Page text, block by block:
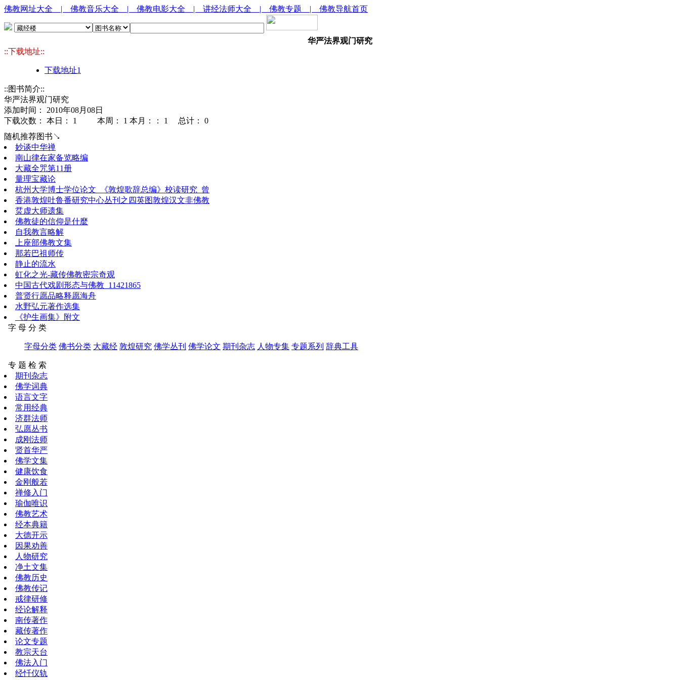
佛教网址大全 | 佛教音乐大全 | 佛教电影大全 | 讲经法师大全 | 佛教专题 | 佛教导航首页
华严法界观门研究
::下载地址::
下载地址1
::图书简介::
华严法界观门研究
添加时间： 2010年08月08日
下载次数： 本日： 1 本周： 1 本月：： 1 总计： 0
随机推荐图书↘
妙谈中华禅
南山律在家备览略编
大藏全咒第11册
量理宝藏论
杭州大学博士学位论文_《敦煌歌辞总编》校读研究_曾
香港敦煌吐鲁番研究中心丛刊之四英图敦煌汉文非佛教
烎虚大师遗集
佛教徒的信仰是什麼
自我教言略解
上座部佛教文集
那若巴祖师传
静止的流水
虹化之光-藏传佛教密宗奇观
中国古代戏剧形态与佛教_11421865
普贤行愿品略释愿海舟
水野弘元著作选集
《护生画集》附文
字 母 分 类
字母分类 佛书分类 大藏经 敦煌研究 佛学丛刊 佛学论文 期刊杂志 人物专集 专题系列 辞典工具
专 题 检 索
期刊杂志
佛学词典
语言文字
常用经典
济群法师
弘愿丛书
成刚法师
贤首华严
佛学文集
健康饮食
金刚般若
禅修入门
瑜伽唯识
佛教艺术
经本典籍
大德开示
因果劝善
人物研究
净土文集
佛教历史
佛教传记
戒律研修
经论解释
南传著作
藏传著作
论文专题
教宗天台
佛法入门
经忏仪轨